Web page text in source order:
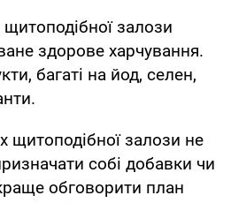
залози
здорове харчування.
багаті на йод, селен,
щитоподібної залози не
собі добавки чи
обговорити план